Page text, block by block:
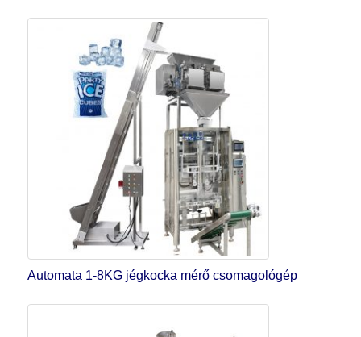
Automata 1-8KG jégkocka mérő csomagológép